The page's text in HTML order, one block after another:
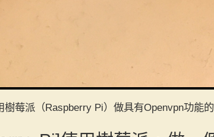
樹莓派（Raspberry Pi）做具有Openvpn功能